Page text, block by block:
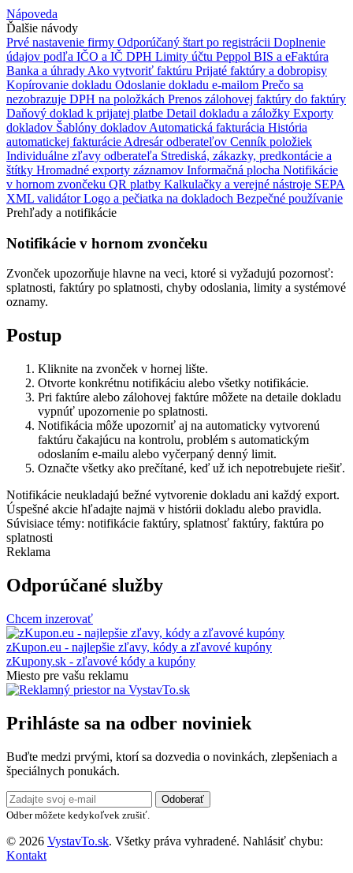
Nápoveda
Ďalšie návody
Prvé nastavenie firmy Odporúčaný štart po registrácii Doplnenie
údajov podľa IČO a IČ DPH Limity účtu Peppol BIS a eFaktúra
Banka a úhrady Ako vytvoriť faktúru Prijaté faktúry a dobropisy
Kopírovanie dokladu Odoslanie dokladu e-mailom Prečo sa
nezobrazuje DPH na položkách Prenos zálohovej faktúry do faktúry
Daňový doklad k prijatej platbe Detail dokladu a záložky Exporty
dokladov Šablóny dokladov Automatická fakturácia História
automatickej fakturácie Adresár odberateľov Cenník položiek
Individuálne zľavy odberateľa Strediská, zákazky, predkontácie a
štítky Hromadné exporty záznamov Informačná plocha Notifikácie
v hornom zvončeku QR platby Kalkulačky a verejné nástroje SEPA
XML validátorLogo a pečiatka na dokladoch Bezpečné používanie
Prehľady a notifikácie
Notifikácie v hornom zvončeku
Zvonček upozorňuje hlavne na veci, ktoré si vyžadujú pozornosť:
splatnosti, faktúry po splatnosti, chyby odoslania, limity a systémové
oznamy.
Postup
Kliknite na zvonček v hornej lište.
Otvorte konkrétnu notifikáciu alebo všetky notifikácie.
Pri faktúre alebo zálohovej faktúre môžete na detaile dokladu
vypnúť upozornenie po splatnosti.
Notifikácia môže upozorniť aj na automaticky vytvorenú
faktúru čakajúcu na kontrolu, problém s automatickým
odoslaním e-mailu alebo vyčerpaný denný limit.
Označte všetky ako prečítané, keď už ich nepotrebujete riešiť.
Notifikácie neukladajú bežné vytvorenie dokladu ani každý export.
Úspešné akcie hľadajte najmä v histórii dokladu alebo pravidla.
Súvisiace témy: notifikácie faktúry, splatnosť faktúry, faktúra po
splatnosti
Reklama
Odporúčané služby
Chcem inzerovať
zKupon.eu - najlepšie zľavy, kódy a zľavové kupóny
zKupony.sk - zľavové kódy a kupóny
Miesto pre vašu reklamu
Prihláste sa na odber noviniek
Buďte medzi prvými, ktorí sa dozvedia o novinkách, zlepšeniach a
špeciálnych ponukách.
Odoberať
Odber môžete kedykoľvek zrušiť.
© 2026 VystavTo.sk. Všetky práva vyhradené. Nahlásiť chybu:
Kontakt